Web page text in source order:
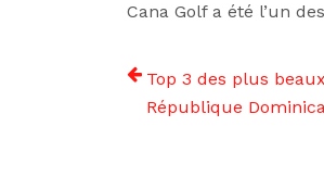
Cana Golf a été l’un
Top 3 des plus
République